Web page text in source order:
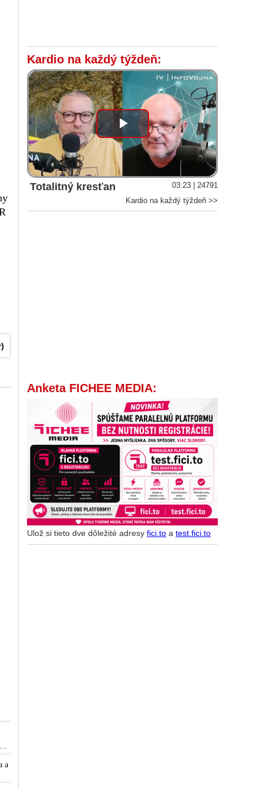
a
Kardio na každý týždeň:
Play
Video
Totalitný kresťan
03:23 | 24791
Kardio na každý týždeň >>
Anketa FICHEE MEDIA:
Ulož si tieto dve dôležité adresyfici.to atest.fici.to